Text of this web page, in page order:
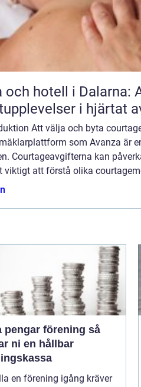
och hotell i Dalarna:
i hjärtat
Att välja och byta
som Avanza är
Courtageavgifterna kan
viktigt att förstå olika
förening så
ni en hållbar
en förening igång kräver